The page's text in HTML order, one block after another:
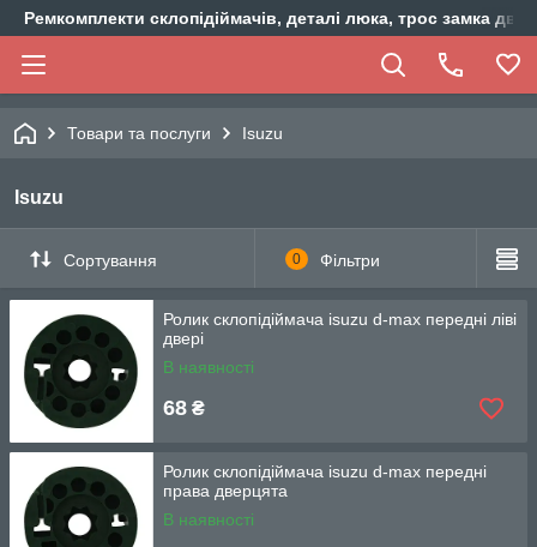
Ремкомплекти склопідіймачів, деталі люка, трос замка
Товари та послуги Isuzu
Isuzu
Сортування 0 Фільтри
Ролик склопідіймача isuzu d-max передні ліві
двері
В наявності
68 ₴
Ролик склопідіймача isuzu d-max передні
права дверцята
В наявності